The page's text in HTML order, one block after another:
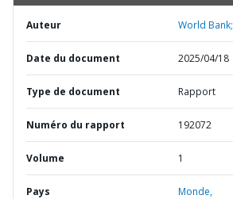
Auteur World Bank;
Date du document 2025/04/18
Type de document Rapport
Numéro du rapport 192072
Volume 1
Pays Monde,